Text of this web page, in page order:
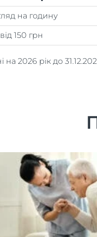
на годину
від 150 грн
на 2026 рік до